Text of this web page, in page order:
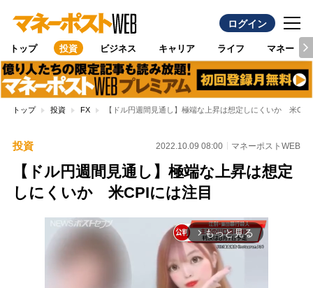
ログイン
トップ 投資 ビジネス キャリア ライフ マネー
トップ 投資 FX 【ドル円週間見通し】極端な上昇は想定しにくいか 米CPI
投資 2022.10.09 08:00 マネーポストWEB
【ドル円週間見通し】極端な上昇は想定
しにくいか 米CPIには注目
arrow_forward_ios もっと見る